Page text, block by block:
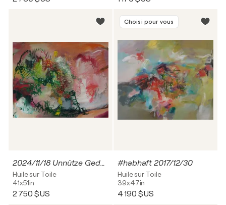
2024/11/18 Unnütze Gedanken kreisen
Huile sur Toile
41x51in
2 750 $US
Choisi pour vous
#habhaft 2017/12/30
Huile sur Toile
39x47in
4 190 $US